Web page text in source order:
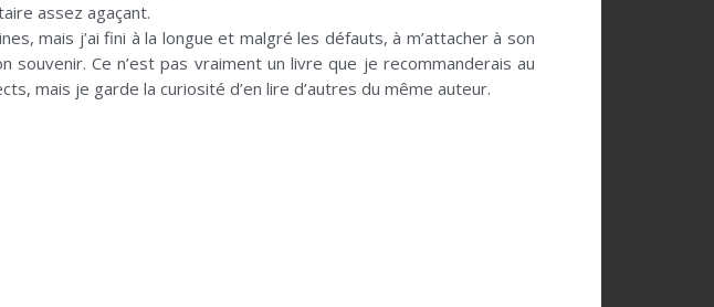
assez agaçant.
mais j’ai fini à la longue et malgré les défauts, à m’attacher à son
Ce n’est pas vraiment un livre que je recommanderais au
mais je garde la curiosité d’en lire d’autres du même auteur.